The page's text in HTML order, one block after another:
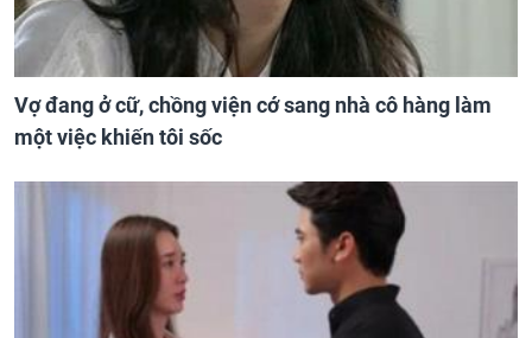
Vợ đang ở cữ, chồng viện cớ sang nhà cô hàng làm
một việc khiến tôi sốc